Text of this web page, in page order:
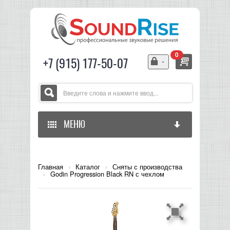
+7 (915) 177-50-07
0
МЕНЮ
ЗВУКОВОЕ ОБОРУДОВАНИЕ
МИКШЕРЫ АНАЛОГОВЫЕ
СВЕТОВОЕ ОБОРУДОВАНИЕ
Главная › Каталог › Сняты с производства
› Godin Progression Black RN с чехлом